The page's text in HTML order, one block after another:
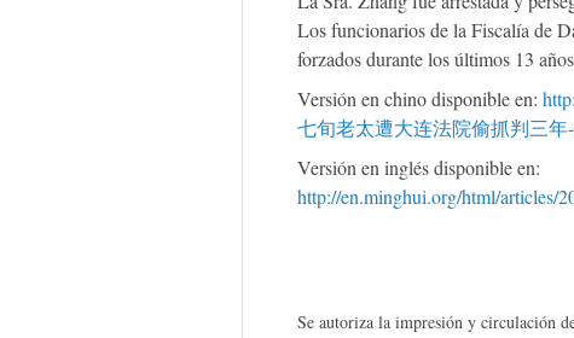
Los funcionarios de la Fiscalía de
forzados durante los últimos 13
Versión en chino disponible en:
七旬老太遭大连法院偷抓判三年-
Versión en inglés disponible en:
http://en.minghui.org/html/articles/
Se autoriza la impresión y circulación